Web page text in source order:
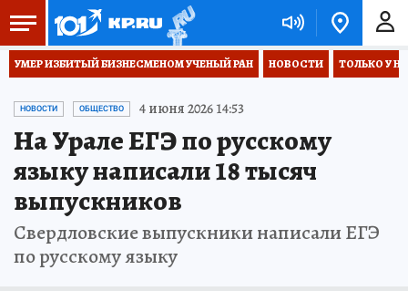
УМЕР ИЗБИТЫЙ БИЗНЕСМЕНОМ УЧЕНЫЙ РАН НОВОСТИ ТОЛЬКО У
НОВОСТИ ОБЩЕСТВО 4 июня 2026 14:53
На Урале ЕГЭ по русскому
языку написали 18 тысяч
выпускников
Свердловские выпускники написали ЕГЭ
по русскому языку